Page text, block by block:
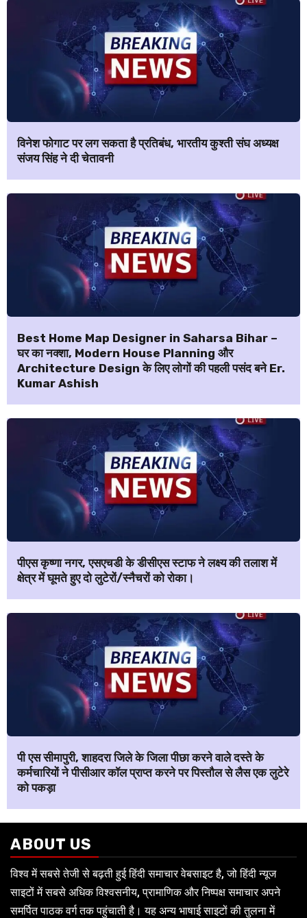
विनेश फोगाट पर लग सकता है प्रतिबंध, भारतीय कुश्ती संघ अध्यक्ष
संजय सिंह ने दी चेतावनी
Best Home Map Designer in Saharsa Bihar –
घर का नक्शा, Modern House Planning और
Architecture Design के लिए लोगों की पहली पसंद बने Er.
Kumar Ashish
पीएस कृष्णा नगर, एसएचडी के डीसीएस स्टाफ ने लक्ष्य की तलाश में
क्षेत्र में घूमते हुए दो लुटेरों/स्नैचरों को रोका।
पी एस सीमापुरी, शाहदरा जिले के जिला पीछा करने वाले दस्ते के
कर्मचारियों ने पीसीआर कॉल प्राप्त करने पर पिस्तौल से लैस एक लुटेरे
को पकड़ा
ABOUT US
विश्व में सबसे तेजी से बढ़ती हुई हिंदी समाचार वेबसाइट है, जो हिंदी न्यूज
साइटों में सबसे अधिक विश्वसनीय, प्रामाणिक और निष्पक्ष समाचार अपने
समर्पित पाठक वर्ग तक पहुंचाती है। यह अन्य भाषाई साइटों की तुलना में